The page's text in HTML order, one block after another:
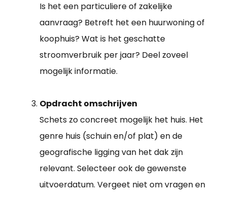
Is het een particuliere of zakelijke
aanvraag? Betreft het een huurwoning of
koophuis? Wat is het geschatte
stroomverbruik per jaar? Deel zoveel
mogelijk informatie.
Opdracht omschrijven
Schets zo concreet mogelijk het huis. Het
genre huis (schuin en/of plat) en de
geografische ligging van het dak zijn
relevant. Selecteer ook de gewenste
uitvoerdatum. Vergeet niet om vragen en